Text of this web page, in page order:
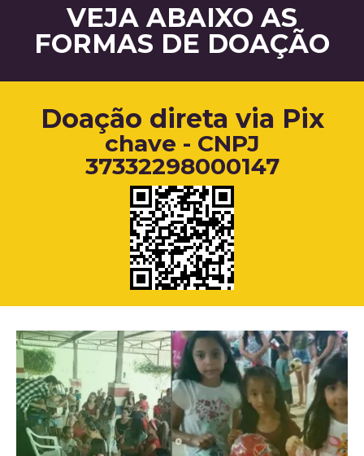
VEJA ABAIXO AS
FORMAS DE DOAÇÃO
Doação direta via Pix
chave - CNPJ
37332298000147